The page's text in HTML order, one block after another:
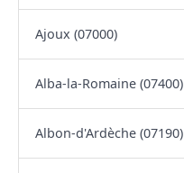
Ajoux (07000)
Alba-la-Romaine (07400)
Albon-d'Ardèche (07190)